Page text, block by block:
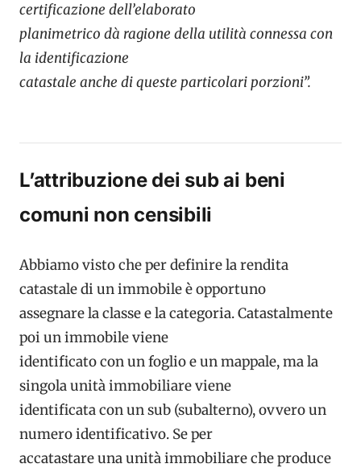
certificazione dell’elaborato
planimetrico dà ragione della utilità connessa con
la identificazione
catastale anche di queste particolari porzioni”.
L’attribuzione dei sub ai beni
comuni non censibili
Abbiamo visto che per definire la rendita
catastale di un immobile è opportuno
assegnare la classe e la categoria. Catastalmente
poi un immobile viene
identificato con un foglio e un mappale, ma la
singola unità immobiliare viene
identificata con un sub (subalterno), ovvero un
numero identificativo. Se per
accatastare una unità immobiliare che produce